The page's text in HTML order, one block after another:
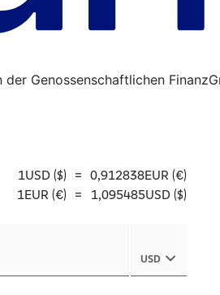
Genossenschaftlichen